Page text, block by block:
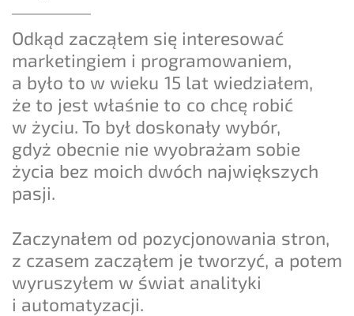
Odkąd zacząłem się interesować
marketingiem i programowaniem,
a było to w wieku 15 lat wiedziałem,
że to jest właśnie to co chcę robić
w życiu. To był doskonały wybór,
gdyż obecnie nie wyobrażam sobie
życia bez moich dwóch największych
pasji.
Zaczynałem od pozycjonowania stron,
z czasem zacząłem je tworzyć, a potem
wyruszyłem w świat analityki
i automatyzacji.